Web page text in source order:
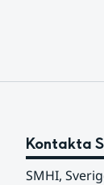
Kontakta
SMHI,